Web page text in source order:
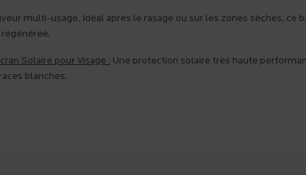
multi-usage. Idéal après le rasage ou sur les zones sèches,
Solaire pour Visage : Une protection solaire très haute
blanches.